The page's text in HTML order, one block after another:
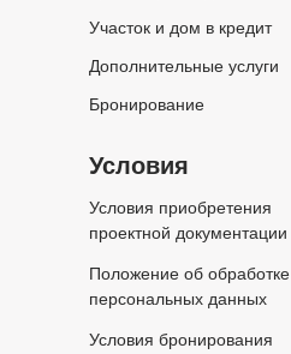
Участок и дом в кредит
Дополнительные услуги
Бронирование
Условия
Условия приобретения
проектной документации
Положение об обработке
персональных данных
Условия бронирования